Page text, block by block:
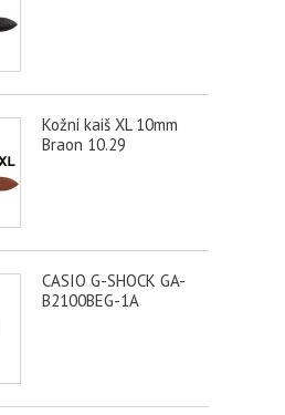
Kožni kaiš XL 10mm
Braon 10.29
CASIO G-SHOCK GA-
B2100BEG-1A